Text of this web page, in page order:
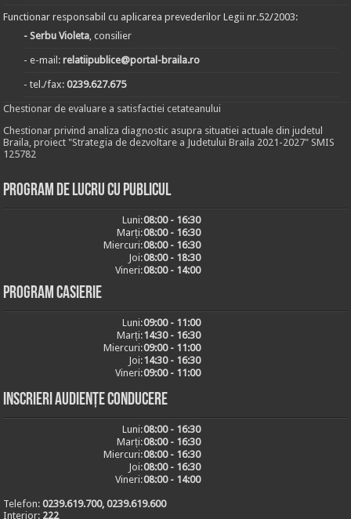
Functionar responsabil cu aplicarea prevederilor Legii nr.52/2003:
- Serbu Violeta, consilier
- e-mail:relatiipublice@portal-braila.ro
- tel./fax:0239.627.675
Chestionar de evaluare a satisfactiei cetateanului
Chestionar privind analiza diagnostic asupra situatiei actuale din judetul
Braila, proiect "Strategia de dezvoltare a Judetului Braila 2021-2027" SMIS
125782
Program de lucru cu publicul
Luni:08:00 - 16:30
Marți:08:00 - 16:30
Miercuri:08:00 - 16:30
Joi:08:00 - 18:30
Vineri:08:00 - 14:00
Program casierie
Luni:09:00 - 11:00
Marți:14:30 - 16:30
Miercuri:09:00 - 11:00
Joi:14:30 - 16:30
Vineri:09:00 - 11:00
Inscrieri audiențe conducere
Luni:08:00 - 16:30
Marți:08:00 - 16:30
Miercuri:08:00 - 16:30
Joi:08:00 - 16:30
Vineri:08:00 - 14:00
Telefon:0239.619.700, 0239.619.600
Interior: 222